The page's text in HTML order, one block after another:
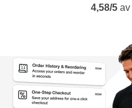
4,58/5av